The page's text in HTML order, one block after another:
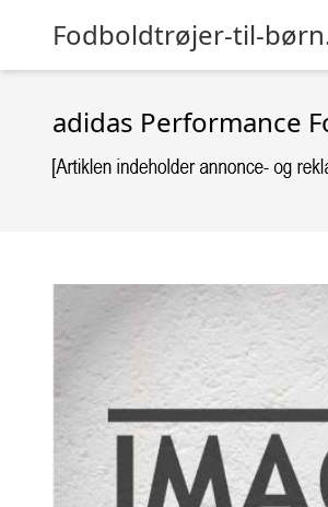
Fodboldtrøjer-til-
adidas Performance